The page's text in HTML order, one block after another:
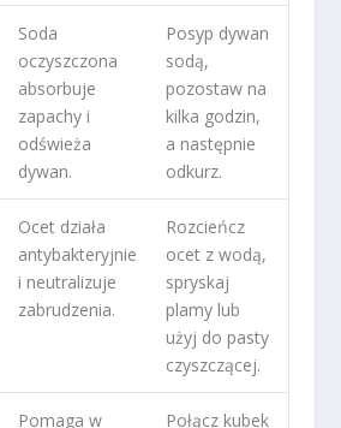
Soda
oczyszczona
absorbuje
zapachy i
odświeża
dywan.
Posyp dywan
sodą,
pozostaw na
kilka godzin,
a następnie
odkurz.
Ocet działa
antybakteryjnie
i neutralizuje
zabrudzenia.
Rozcieńcz
ocet z wodą,
spryskaj
plamy lub
użyj do pasty
czyszczącej.
Pomaga w
Połącz kubek